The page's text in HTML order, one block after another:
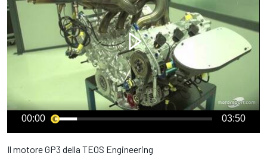
00:00 03:50
Il motore GP3 della TEOS Engineering